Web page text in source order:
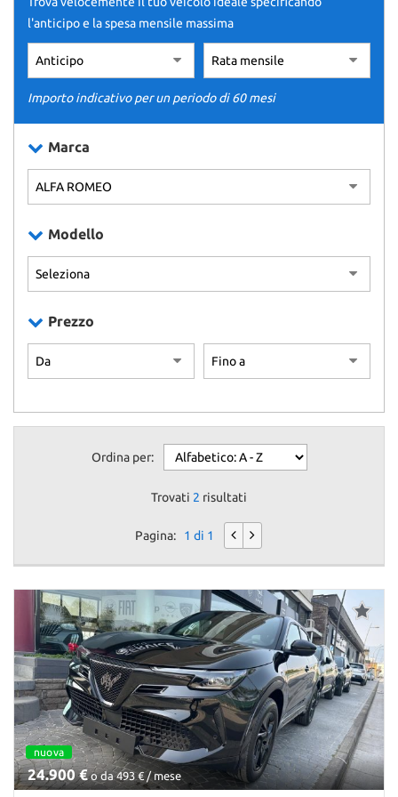
CONTATTI
NEWS
l'anticipo e la spesa mensile massima
Importo indicativo per un periodo di 60 mesi
Marca
Modello
Prezzo
Ordina per:
Trovati 2 risultati
Pagina: 1 di 1
nuova
24.900 €o da 493 € / mese
tracciamento
che
adottiamo
per
offrire
le
svolgere
le
attività
di
descritte.
Per
ottenere
maggiori
sull'utilità
e
sul
funzionamento
questi
rivedere
modificare
tue
scelte
in
qualsiasi
momento.